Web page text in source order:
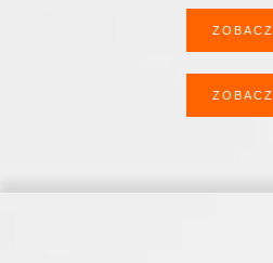
ZOBACZ
ZOBACZ